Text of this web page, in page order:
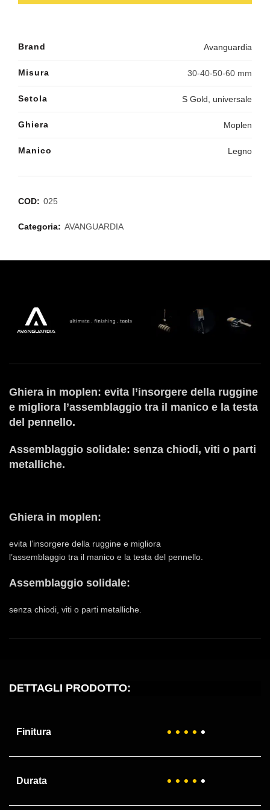
Brand Avanguardia
Misura 30-40-50-60 mm
Setola S Gold, universale
Ghiera Moplen
Manico Legno
COD: 025
Categoria: AVANGUARDIA
Ghiera in moplen: evita l’insorgere della ruggine
e migliora l’assemblaggio tra il manico e la testa
del pennello.
Assemblaggio solidale: senza chiodi, viti o parti
metalliche.
Ghiera in moplen:
evita l’insorgere della ruggine e migliora
l’assemblaggio tra il manico e la testa del pennello.
Assemblaggio solidale:
senza chiodi, viti o parti metalliche.
DETTAGLI PRODOTTO:
Finitura • • • • •
Durata • • • • •